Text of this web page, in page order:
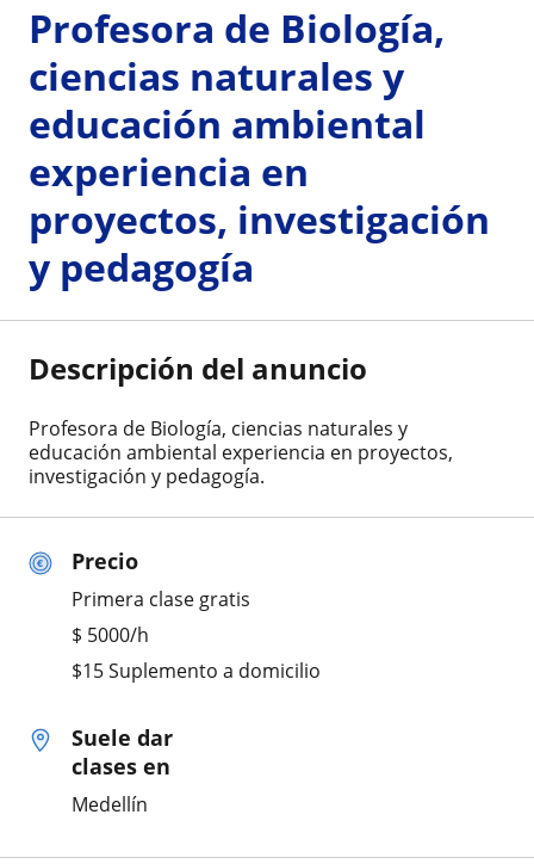
Precio
Primera clase gratis
$ 5000/h
$15 Suplemento a domicilio
Suele dar
clases en
Medellín
Profesora de Biología,
ciencias naturales y
educación ambiental
experiencia en
proyectos, investigación
y pedagogía
Descripción del anuncio
Profesora de Biología, ciencias naturales y
educación ambiental experiencia en proyectos,
investigación y pedagogía.